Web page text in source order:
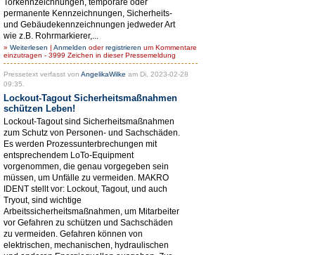
permanente Kennzeichnungen, Sicherheits-
und Gebäudekennzeichnungen jedweder Art
wie z.B. Rohrmarkierer,...
» Weiterlesen | Anmelden oderregistrieren um Kommentare
einzutragen - 3999 Zeichen in dieser Pressemeldung
Pressetext verfasst von AngelikaWilke am Di, 2023-02-28
09:35.
Lockout-Tagout Sicherheitsmaßnahmen
schützen Leben!
Lockout-Tagout sind Sicherheitsmaßnahmen
zum Schutz von Personen- und Sachschäden.
Es werden Prozessunterbrechungen mit
entsprechendem LoTo-Equipment
vorgenommen, die genau vorgegeben sein
müssen, um Unfälle zu vermeiden. MAKRO
IDENT stellt vor: Lockout, Tagout, und auch
Tryout, sind wichtige
Arbeitssicherheitsmaßnahmen, um Mitarbeiter
vor Gefahren zu schützen und Sachschäden
zu vermeiden. Gefahren können von
elektrischen, mechanischen, hydraulischen